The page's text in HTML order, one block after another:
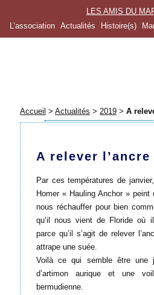
LES AMIS DU
L’association
Actualités Histoire(s)
Accueil > Actualités > 2019 > A
A relever l’ancre
Par ces températures de
Homer « Hauling Anchor »
nous réchauffer pour bien
qu’il nous vient de Floride où
parce qu’il s’agit de relever
attrape une suée.
Voilà ce qui semble être une
d’artimon aurique et une
bermudienne.